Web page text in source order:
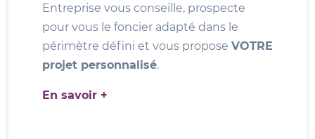
Entreprise vous conseille, prospecte
pour vous le foncier adapté dans le
périmètre défini et vous propose VOTRE
projet personnalisé.
En savoir +